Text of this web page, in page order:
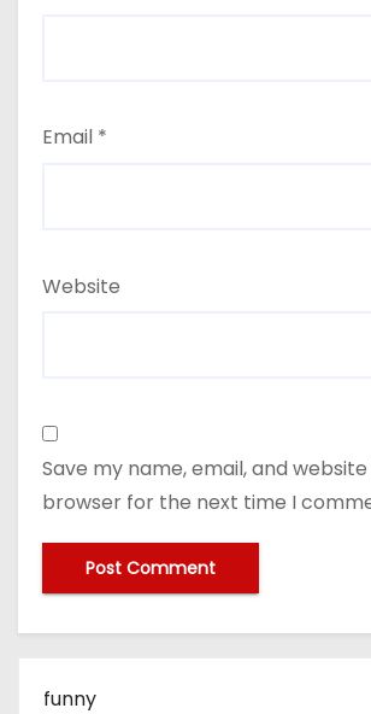
Email *
Website
Save my name, email, and website
browser for the next time I
funny